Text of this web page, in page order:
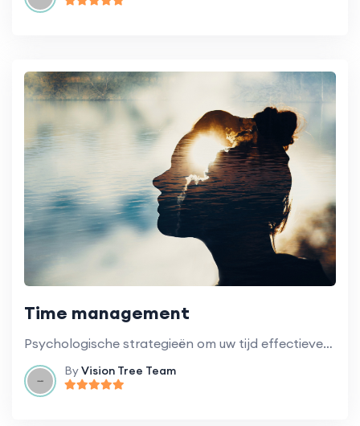
Time management
Psychologische strategieën om uw tijd effectiever te beheren.
ByVision Tree Team